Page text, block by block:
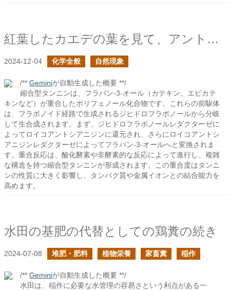
紅葉したカエデの葉を見て、アントシアニンの分解を考える
2024-12-04 化学全般 自然現象
/** Geminiが自動生成した概要 **/
縮合型タンニンは、フラバン-3-オール（カテキン、エピカテ
キンなど）が重合したポリフェノール化合物です。これらの前駆体
は、フラボノイド経路で生成されるジヒドロフラボノールから分岐
して生合成されます。まず、ジヒドロフラボノールレダクターゼに
よってロイコアントシアニジンに還元され、さらにロイコアントシ
アニジンレダクターゼによってフラバン-3-オールへと変換されま
す。重合反応は、酸化酵素や非酵素的な反応によって進行し、複雑
な構造を持つ縮合型タンニンが形成されます。この重合度はタンニ
ンの性質に大きく影響し、タンパク質や金属イオンとの結合能力を
高めます。
水田の基肥の代替としての鶏糞の続き
2024-07-08 堆肥・肥料 植物栄養 家畜糞 稲作
/** Geminiが自動生成した概要 **/
水田は、稲作に必要な水管理の容易さという利点がある一